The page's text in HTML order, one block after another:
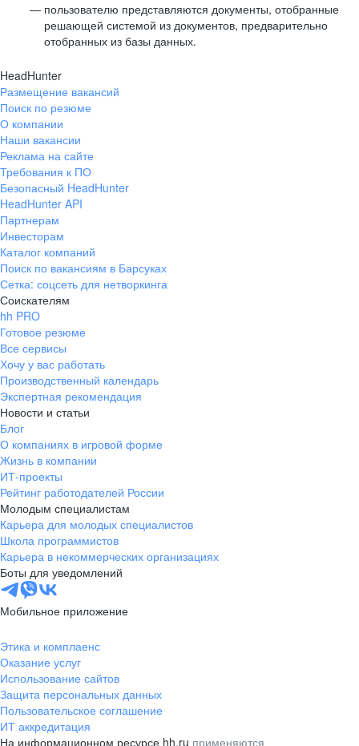
пользователю представляются документы, отобранные
решающей системой из документов, предварительно
отобранных из базы данных.
HeadHunter
Размещение вакансий
Поиск по резюме
О компании
Наши вакансии
Реклама на сайте
Требования к ПО
Безопасный HeadHunter
HeadHunter API
Партнерам
Инвесторам
Каталог компаний
Поиск по вакансиям в Барсуках
Сетка: соцсеть для нетворкинга
Соискателям
hh PRO
Готовое резюме
Все сервисы
Хочу у вас работать
Производственный календарь
Экспертная рекомендация
Новости и статьи
Блог
О компаниях в игровой форме
Жизнь в компании
ИТ-проекты
Рейтинг работодателей России
Молодым специалистам
Карьера для молодых специалистов
Школа программистов
Карьера в некоммерческих организациях
Боты для уведомлений
Мобильное приложение
Этика и комплаенс
Оказание услуг
Использование сайтов
Защита персональных данных
Пользовательское соглашение
ИТ аккредитация
На информационном ресурсе hh.ru применяются